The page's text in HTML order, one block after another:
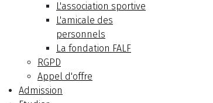
L'association sportive
L'amicale des
personnels
La fondation FALF
RGPD
Appel d'offre
Admission